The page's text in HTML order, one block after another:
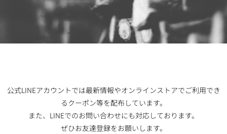
公式LINEアカウントでは最新情報やオンラインストアでご利用でき
るクーポン等を配布しています。
また、LINEでのお問い合わせにも対応しております。
ぜひお友達登録をお願いします。